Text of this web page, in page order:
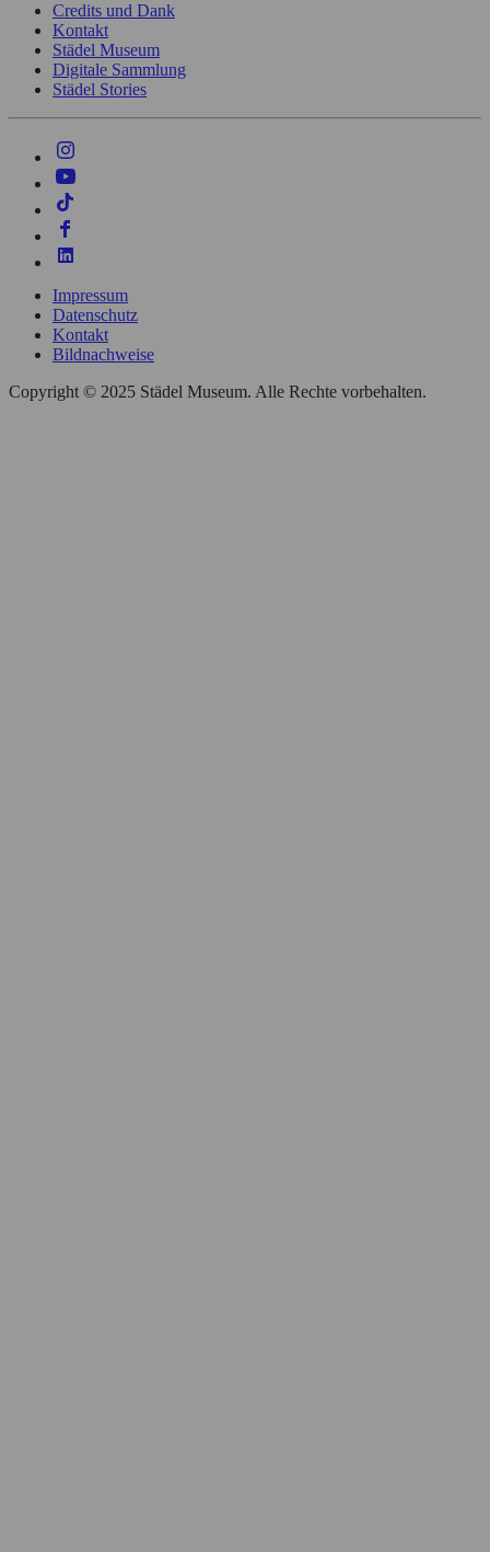
Credits und Dank
Kontakt
Städel Museum
Digitale Sammlung
Städel Stories
Impressum
Datenschutz
Kontakt
Bildnachweise
Copyright © 2025 Städel Museum. Alle Rechte vorbehalten.